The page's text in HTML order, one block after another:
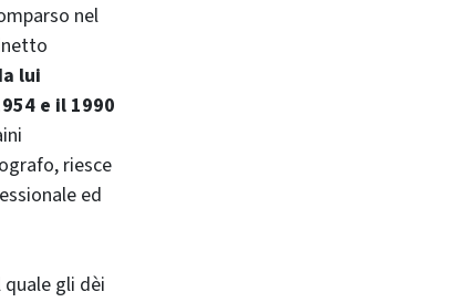
nel
lui
e il 1990
riesce
ed
gli dèi